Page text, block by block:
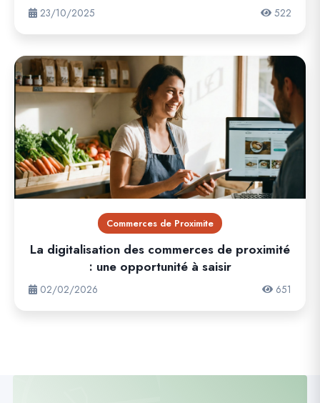
23/10/2025 522
Commerces de Proximite
La digitalisation des commerces de proximité
: une opportunité à saisir
02/02/2026 651